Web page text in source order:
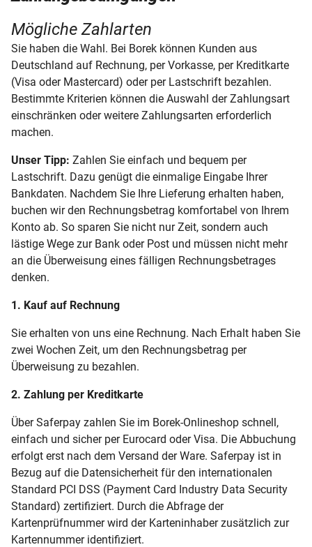
Zahlarten
Versand
Widerrufsbelehrung
Bestellung von A - Z
Mögliche Zahlarten
Sie haben die Wahl. Bei Borek können Kunden aus
Deutschland auf Rechnung, per Vorkasse, per Kreditkarte
(Visa oder Mastercard) oder per Lastschrift bezahlen.
Bestimmte Kriterien können die Auswahl der Zahlungsart
einschränken oder weitere Zahlungsarten erforderlich
machen.
Unser Tipp: Zahlen Sie einfach und bequem per
Lastschrift. Dazu genügt die einmalige Eingabe Ihrer
Bankdaten. Nachdem Sie Ihre Lieferung erhalten haben,
buchen wir den Rechnungsbetrag komfortabel von Ihrem
Konto ab. So sparen Sie nicht nur Zeit, sondern auch
lästige Wege zur Bank oder Post und müssen nicht mehr
an die Überweisung eines fälligen Rechnungsbetrages
denken.
1. Kauf auf Rechnung
Sie erhalten von uns eine Rechnung. Nach Erhalt haben Sie
zwei Wochen Zeit, um den Rechnungsbetrag per
Überweisung zu bezahlen.
2. Zahlung per Kreditkarte
Über Saferpay zahlen Sie im Borek-Onlineshop schnell,
einfach und sicher per Eurocard oder Visa. Die Abbuchung
erfolgt erst nach dem Versand der Ware. Saferpay ist in
Bezug auf die Datensicherheit für den internationalen
Standard PCI DSS (Payment Card Industry Data Security
Standard) zertifiziert. Durch die Abfrage der
Kartenprüfnummer wird der Karteninhaber zusätzlich zur
Kartennummer identifiziert.